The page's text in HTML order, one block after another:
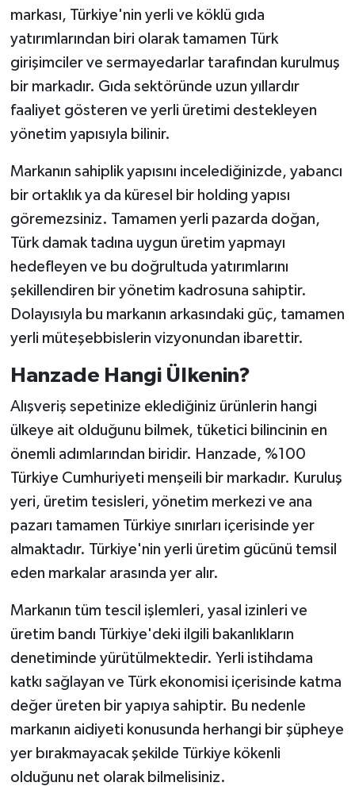
markası, Türkiye'nin yerli ve köklü gıda
yatırımlarından biri olarak tamamen Türk
girişimciler ve sermayedarlar tarafından kurulmuş
bir markadır. Gıda sektöründe uzun yıllardır
faaliyet gösteren ve yerli üretimi destekleyen
yönetim yapısıyla bilinir.
Markanın sahiplik yapısını incelediğinizde, yabancı
bir ortaklık ya da küresel bir holding yapısı
göremezsiniz. Tamamen yerli pazarda doğan,
Türk damak tadına uygun üretim yapmayı
hedefleyen ve bu doğrultuda yatırımlarını
şekillendiren bir yönetim kadrosuna sahiptir.
Dolayısıyla bu markanın arkasındaki güç, tamamen
yerli müteşebbislerin vizyonundan ibarettir.
Hanzade Hangi Ülkenin?
Alışveriş sepetinize eklediğiniz ürünlerin hangi
ülkeye ait olduğunu bilmek, tüketici bilincinin en
önemli adımlarından biridir. Hanzade, %100
Türkiye Cumhuriyeti menşeili bir markadır. Kuruluş
yeri, üretim tesisleri, yönetim merkezi ve ana
pazarı tamamen Türkiye sınırları içerisinde yer
almaktadır. Türkiye'nin yerli üretim gücünü temsil
eden markalar arasında yer alır.
Markanın tüm tescil işlemleri, yasal izinleri ve
üretim bandı Türkiye'deki ilgili bakanlıkların
denetiminde yürütülmektedir. Yerli istihdama
katkı sağlayan ve Türk ekonomisi içerisinde katma
değer üreten bir yapıya sahiptir. Bu nedenle
markanın aidiyeti konusunda herhangi bir şüpheye
yer bırakmayacak şekilde Türkiye kökenli
olduğunu net olarak bilmelisiniz.